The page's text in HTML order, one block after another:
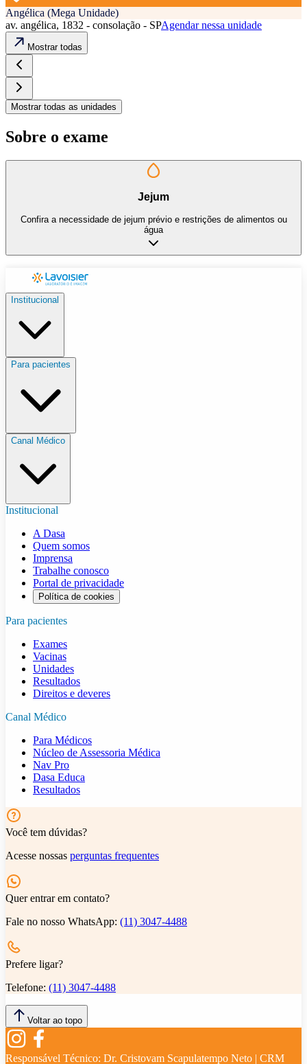
Angélica (Mega Unidade)
av. angélica, 1832 - consolação - SPAgendar nessa unidade
Mostrar todas
Mostrar todas as unidades
Sobre o exame
Jejum
Confira a necessidade de jejum prévio e restrições de alimentos ou
água
Institucional
Para pacientes
Canal Médico
Institucional
A Dasa
Quem somos
Imprensa
Trabalhe conosco
Portal de privacidade
Política de cookies
Para pacientes
Exames
Vacinas
Unidades
Resultados
Direitos e deveres
Canal Médico
Para Médicos
Núcleo de Assessoria Médica
Nav Pro
Dasa Educa
Resultados
Você tem dúvidas?
Acesse nossas perguntas frequentes
Quer entrar em contato?
Fale no nosso WhatsApp: (11) 3047-4488
Prefere ligar?
Telefone: (11) 3047-4488
Voltar ao topo
Responsável Técnico: Dr. Cristovam Scapulatempo Neto | CRM